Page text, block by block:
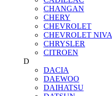
CHANGAN
CHERY
CHEVROLET
CHEVROLET NIVA
CHRYSLER
CITROEN
D
DACIA
DAEWOO
DAIHATSU